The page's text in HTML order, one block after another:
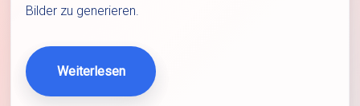
Bilder zu generieren.
Weiterlesen